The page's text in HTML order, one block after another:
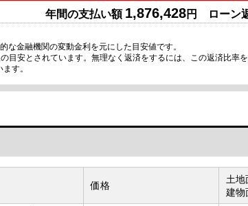
年間の支払い額 1,876,428円 ローン
金融機関の変動金利を元にした目安値です。
安とされています。無理なく返済をするには、この返済比率
す。
価格
土地
建物